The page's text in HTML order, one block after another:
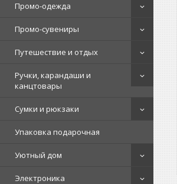
Промо-одежда
Промо-сувениры
Путешествие и отдых
Ручки, карандаши и
канцтовары
Сумки и рюкзаки
Упаковка подарочная
Уютный дом
Электроника